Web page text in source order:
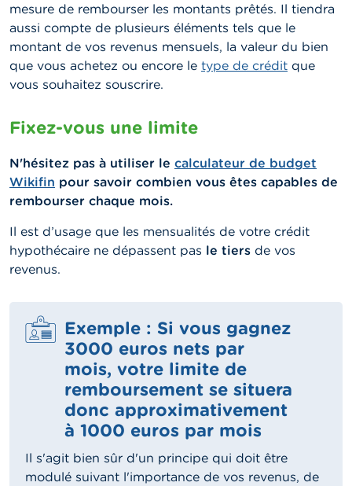
mesure de rembourser les montants prêtés. Il tiendra
aussi compte de plusieurs éléments tels que le
montant de vos revenus mensuels, la valeur du bien
que vous achetez ou encore le type de crédit que
vous souhaitez souscrire.
Fixez-vous une limite
N'hésitez pas à utiliser le calculateur de budget
Wikifin pour savoir combien vous êtes capables de
rembourser chaque mois.
Il est d’usage que les mensualités de votre crédit
hypothécaire ne dépassent pas le tiers de vos
revenus.
Exemple : Si vous gagnez
3000 euros nets par
mois, votre limite de
remboursement se situera
donc approximativement
à 1000 euros par mois
Il s'agit bien sûr d'un principe qui doit être
modulé suivant l'importance de vos revenus, de